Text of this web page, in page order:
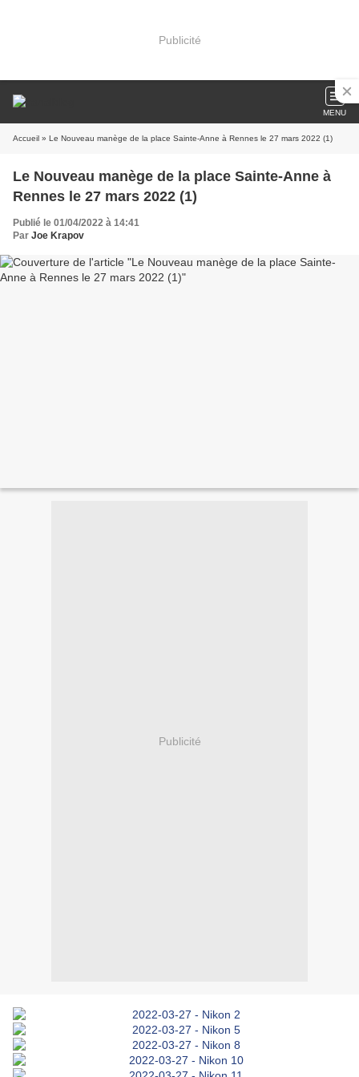
Publicité
MENU
Accueil » Le Nouveau manège de la place Sainte-Anne à Rennes le 27 mars 2022 (1)
Le Nouveau manège de la place Sainte-Anne à
Rennes le 27 mars 2022 (1)
Publié le 01/04/2022 à 14:41
Par Joe Krapov
Publicité